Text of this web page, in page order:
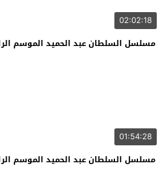
02:02:18
مسلسل السلطان عبد الحميد الموسم
01:54:28
مسلسل السلطان عبد الحميد الموسم